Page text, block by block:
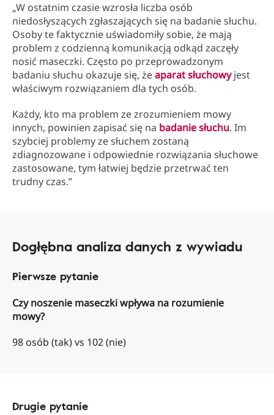
„W ostatnim czasie wzrosła liczba osób
niedosłyszących zgłaszających się na badanie słuchu.
Osoby te faktycznie uświadomiły sobie, że mają
problem z codzienną komunikacją odkąd zaczęły
nosić maseczki. Często po przeprowadzonym
badaniu słuchu okazuje się, żeaparat słuchowyjest
właściwym rozwiązaniem dla tych osób.
Każdy, kto ma problem ze zrozumieniem mowy
innych, powinien zapisać się na badanie słuchu. Im
szybciej problemy ze słuchem zostaną
zdiagnozowane i odpowiednie rozwiązania słuchowe
zastosowane, tym łatwiej będzie przetrwać ten
trudny czas.”
Dogłębna analiza danych z wywiadu
Pierwsze pytanie
Czy noszenie maseczki wpływa na rozumienie
mowy?
98 osób (tak) vs 102 (nie)
Drugie pytanie